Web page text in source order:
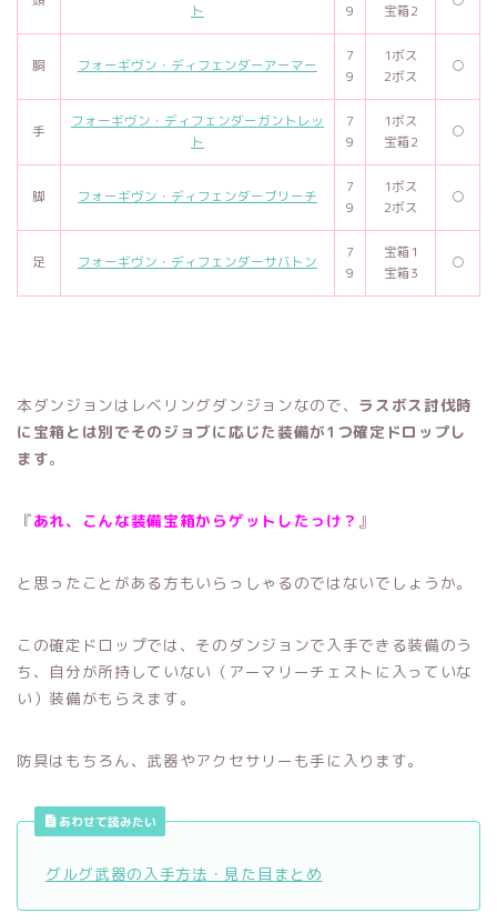
ト 9 宝箱2
胴 フォーギヴン・ディフェンダーアーマー
7
9
1ボス
2ボス
○
手
フォーギヴン・ディフェンダーガントレッ
ト
7
9
1ボス
宝箱2
○
脚 フォーギヴン・ディフェンダーブリーチ
7
9
1ボス
2ボス
○
足 フォーギヴン・ディフェンダーサバトン
7
9
宝箱1
宝箱3
○
本ダンジョンはレベリングダンジョンなので、 ラスボス討伐時
に宝箱とは別でそのジョブに応じた装備が1つ確定ドロップし
ます。
『あれ、こんな装備宝箱からゲットしたっけ？ 』
と思ったことがある方もいらっしゃるのではないでしょうか。
この確定ドロップでは、そのダンジョンで入手できる装備のう
ち、自分が所持していない（アーマリーチェストに入っていな
い）装備がもらえます。
防具はもちろん、武器やアクセサリーも手に入ります。
あわせて読みたい
グルグ武器の入手方法・見た目まとめ